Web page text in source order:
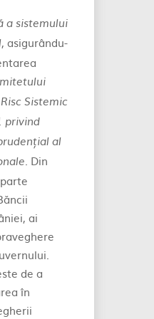
a sistemului
, asigurându-
Sistemic
privind
al
. Din
ai
de a
în